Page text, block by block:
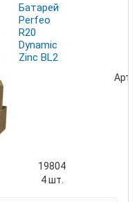
Батарейка
Perfeo
R20
Dynamic
Zinc BL2
19804
4шт.